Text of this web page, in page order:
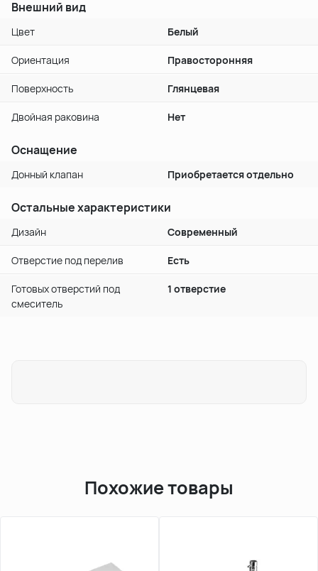
Внешний вид
Цвет Белый
Ориентация Правосторонняя
Поверхность Глянцевая
Двойная раковина Нет
Оснащение
Донный клапан Приобретается отдельно
Остальные характеристики
Дизайн Современный
Отверстие под перелив Есть
Готовых отверстий под
смеситель
1 отверстие
Похожие товары